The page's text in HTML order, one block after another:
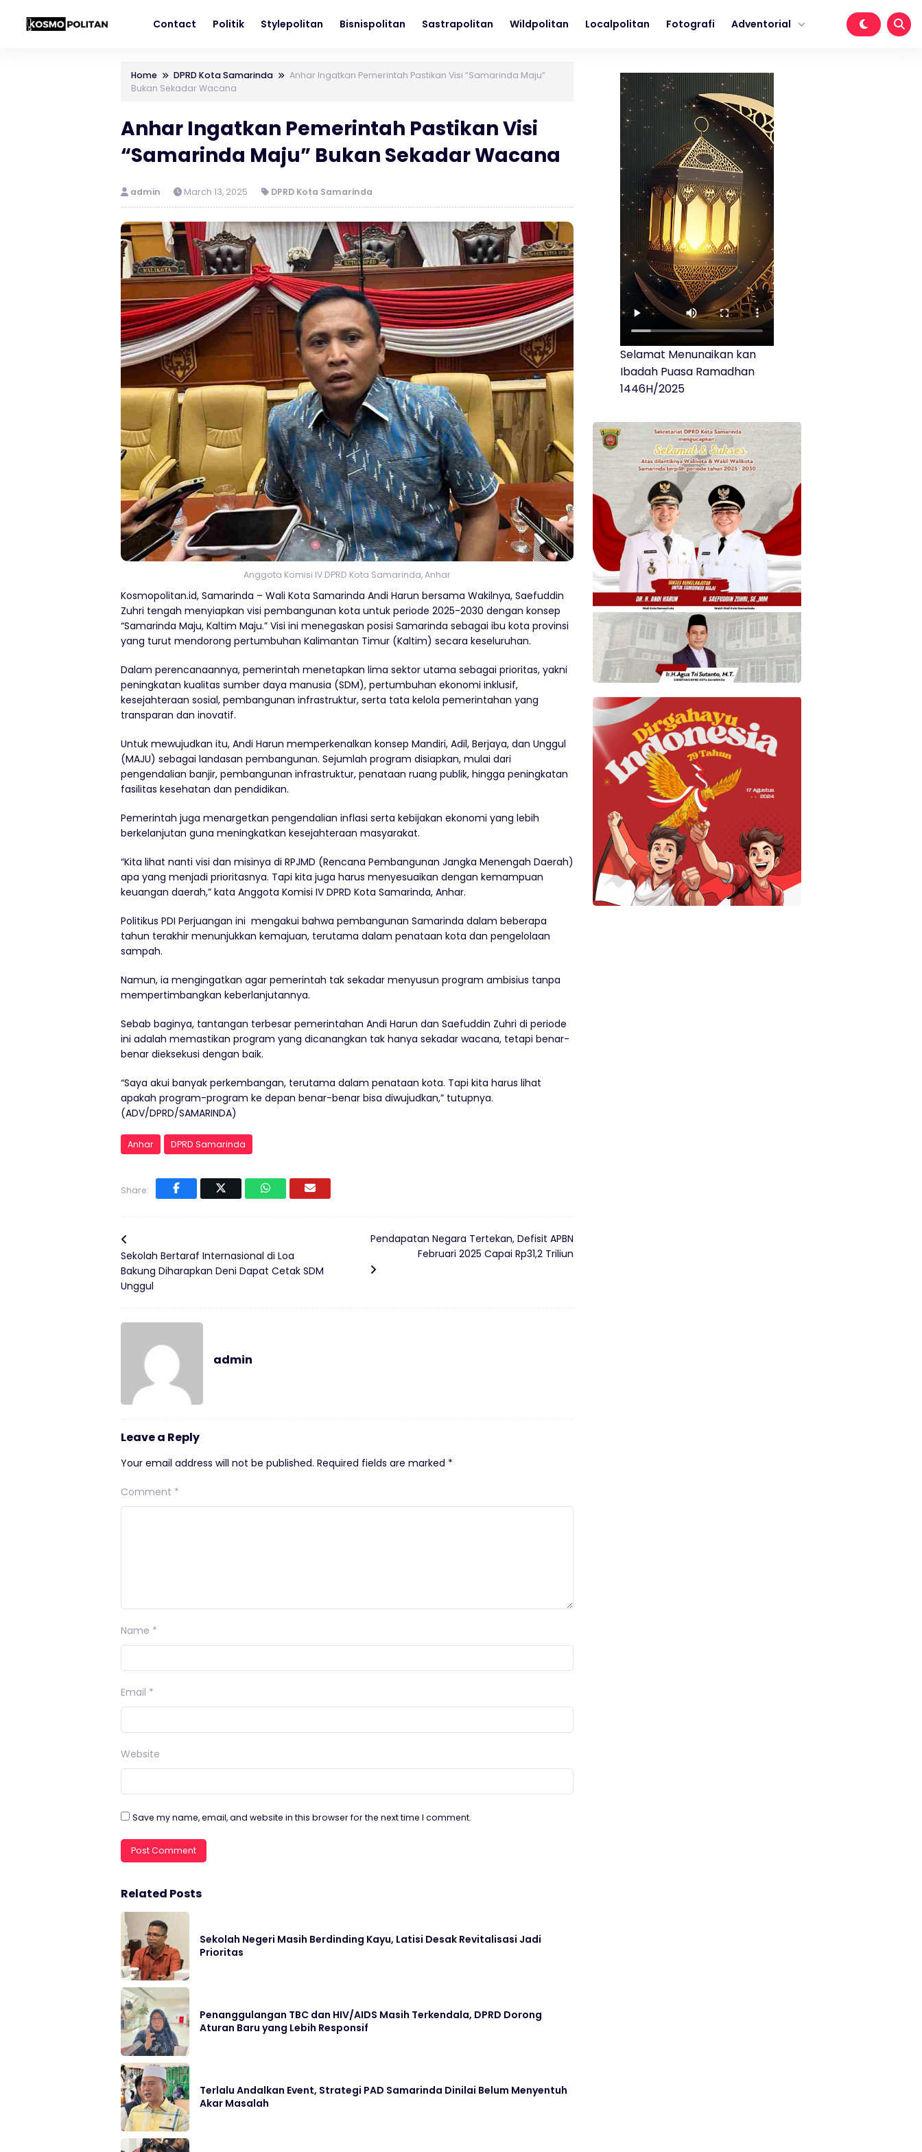
Contact Politik Stylepolitan Bisnispolitan Sastrapolitan Wildpolitan Localpolitan Fotografi Adventorial
Home DPRD Kota Samarinda
Anhar Ingatkan Pemerintah Pastikan Visi “Samarinda Maju”
Bukan Sekadar Wacana
Anhar Ingatkan Pemerintah Pastikan Visi
“Samarinda Maju” Bukan Sekadar Wacana
admin March 13, 2025 DPRD Kota Samarinda
Anggota Komisi IV DPRD Kota Samarinda, Anhar
Kosmopolitan.id, Samarinda – Wali Kota Samarinda Andi Harun bersama Wakilnya, Saefuddin
Zuhri tengah menyiapkan visi pembangunan kota untuk periode 2025-2030 dengan konsep
“Samarinda Maju, Kaltim Maju.” Visi ini menegaskan posisi Samarinda sebagai ibu kota provinsi
yang turut mendorong pertumbuhan Kalimantan Timur (Kaltim) secara keseluruhan.
Dalam perencanaannya, pemerintah menetapkan lima sektor utama sebagai prioritas, yakni
peningkatan kualitas sumber daya manusia (SDM), pertumbuhan ekonomi inklusif,
kesejahteraan sosial, pembangunan infrastruktur, serta tata kelola pemerintahan yang
transparan dan inovatif.
Untuk mewujudkan itu, Andi Harun memperkenalkan konsep Mandiri, Adil, Berjaya, dan Unggul
(MAJU) sebagai landasan pembangunan. Sejumlah program disiapkan, mulai dari
pengendalian banjir, pembangunan infrastruktur, penataan ruang publik, hingga peningkatan
fasilitas kesehatan dan pendidikan.
Pemerintah juga menargetkan pengendalian inflasi serta kebijakan ekonomi yang lebih
berkelanjutan guna meningkatkan kesejahteraan masyarakat.
“Kita lihat nanti visi dan misinya di RPJMD (Rencana Pembangunan Jangka Menengah Daerah)
apa yang menjadi prioritasnya. Tapi kita juga harus menyesuaikan dengan kemampuan
keuangan daerah,” kata Anggota Komisi IV DPRD Kota Samarinda, Anhar.
Politikus PDI Perjuangan ini mengakui bahwa pembangunan Samarinda dalam beberapa
tahun terakhir menunjukkan kemajuan, terutama dalam penataan kota dan pengelolaan
sampah.
Namun, ia mengingatkan agar pemerintah tak sekadar menyusun program ambisius tanpa
mempertimbangkan keberlanjutannya.
Sebab baginya, tantangan terbesar pemerintahan Andi Harun dan Saefuddin Zuhri di periode
ini adalah memastikan program yang dicanangkan tak hanya sekadar wacana, tetapi benar-
benar dieksekusi dengan baik.
“Saya akui banyak perkembangan, terutama dalam penataan kota. Tapi kita harus lihat
apakah program-program ke depan benar-benar bisa diwujudkan,” tutupnya.
(ADV/DPRD/SAMARINDA)
Anhar DPRD Samarinda
Share:
Sekolah Bertaraf Internasional di Loa
Bakung Diharapkan Deni Dapat Cetak SDM
Unggul
Pendapatan Negara Tertekan, Defisit APBN
Februari 2025 Capai Rp31,2 Triliun
admin
Leave a Reply
Your email address will not be published. Required fields are marked *
Comment *
Name *
Email *
Website
Save my name, email, and website in this browser for the next time I comment.
Related Posts
Sekolah Negeri Masih Berdinding Kayu, Latisi Desak Revitalisasi Jadi
Prioritas
Penanggulangan TBC dan HIV/AIDS Masih Terkendala, DPRD Dorong
Aturan Baru yang Lebih Responsif
Terlalu Andalkan Event, Strategi PAD Samarinda Dinilai Belum Menyentuh
Akar Masalah
Selamat Menunaikan kan
Ibadah Puasa Ramadhan
1446H/2025